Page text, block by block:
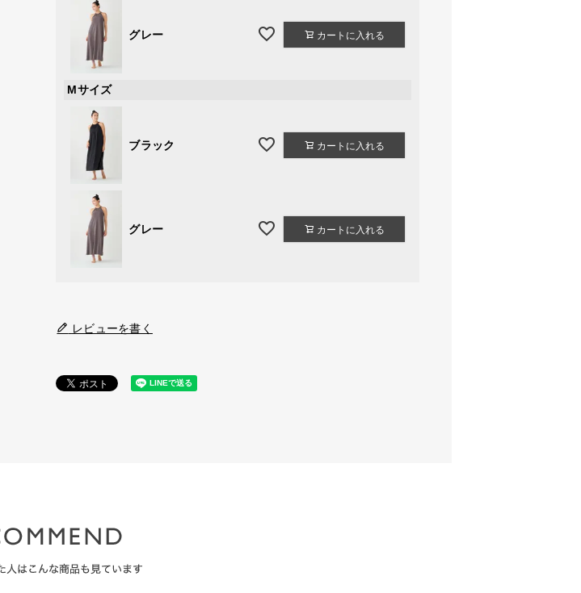
グレー カートに入れる
Mサイズ
ブラック カートに入れる
グレー カートに入れる
レビューを書く